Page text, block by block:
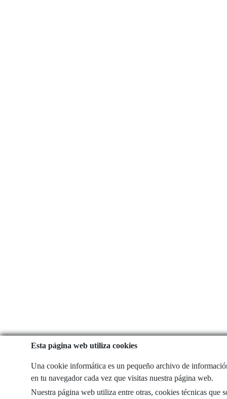
Esta página web utiliza cookies
Una cookie informática es un pequeño archivo de
en tu navegador cada vez que visitas nuestra página web.
Nuestra página web utiliza entre otras, cookies técnicas que